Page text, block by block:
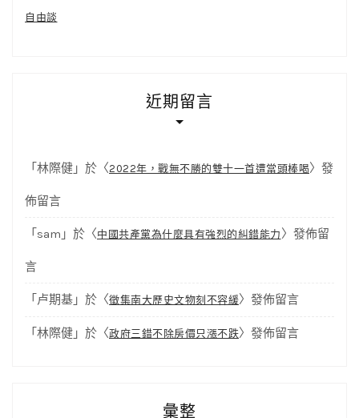
自由談
近期留言
「 林際健 」於〈2022年，戰無不勝的雙十一首遭當頭棒喝〉發
佈留言
「 sam 」於〈中國共產黨為什麼具有強烈的糾錯能力 〉發佈留
言
「 卢期基 」於〈徵集南大歷史文物刻不容緩〉發佈留言
「 林際健 」於〈政府三錯不除房價只漲不跌〉發佈留言
彙整